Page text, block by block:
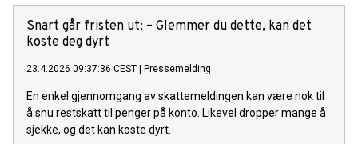
Snart går fristen ut: – Glemmer du dette, kan det
koste deg dyrt
23.4.2026 09:37:36 CEST | Pressemelding
En enkel gjennomgang av skattemeldingen kan være nok til
å snu restskatt til penger på konto. Likevel dropper mange å
sjekke, og det kan koste dyrt.